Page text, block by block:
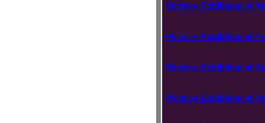
Pictures Exhibition of
Pictures Exhibition of
Pictures Exhibition of
Pictures Exhibition of